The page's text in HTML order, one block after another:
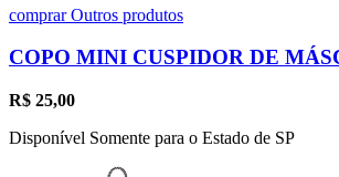
comprarOutros produtos
COPO MINI CUSPIDOR DE
R$ 25,00
Disponível Somente para o Estado de SP